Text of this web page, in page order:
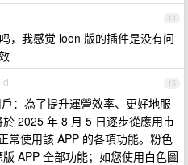
14
，我感觉 loon 版的插件是没有问
15
：為了提升運營效率、更好地服
2025 年 8 月 5 日逐步從應用市
常使用該 APP 的各項功能。粉色
APP 全部功能；如您使用白色圖